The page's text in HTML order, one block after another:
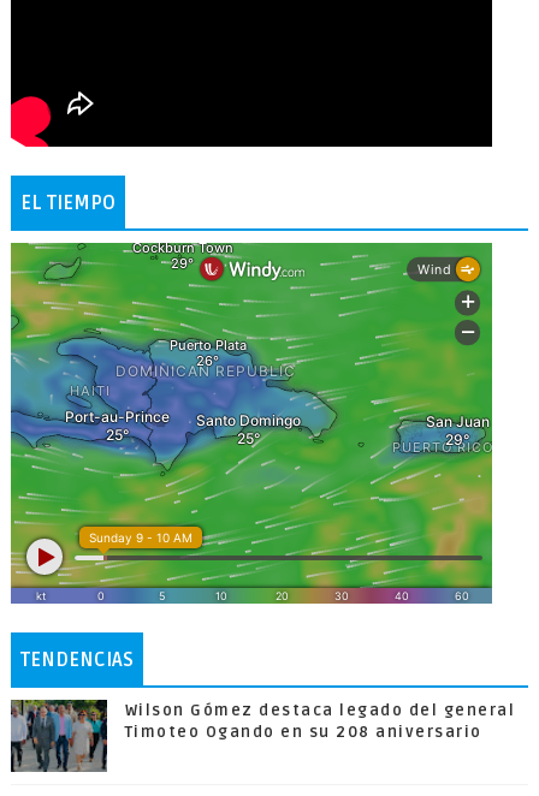
EL TIEMPO
TENDENCIAS
Wilson Gómez destaca legado del general
Timoteo Ogando en su 208 aniversario